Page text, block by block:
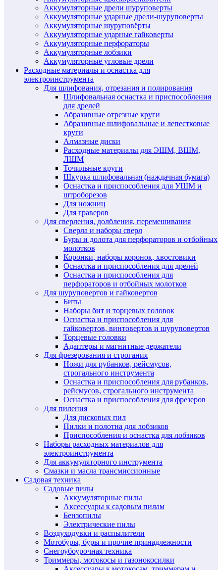
Аккумуляторные дрели шуруповерты
Аккумуляторные ударные дрели-шуруповерты
Аккумуляторные шуруповёрты
Аккумуляторные ударные гайковерты
Аккумуляторные перфораторы
Аккумуляторные лобзики
Аккумуляторные угловые дрели
Расходные материалы и оснастка для
электроинструмента
Для шлифования, отрезания и полирования
Шлифовальная оснастка и приспособления
для дрелей
Абразивные отрезные круги
Абразивные шлифовальные и лепестковые
круги
Алмазные диски
Расходные материалы для ЭШМ, ВШМ,
ЛШМ
Точильные круги
Шкурка шлифовальная (наждачная бумага)
Оснастка и приспособления для УШМ и
штроборезов
Для ножниц
Для граверов
Для сверления, долбления, перемешивания
Сверла и наборы сверл
Буры и долота для перфораторов и отбойных
молотков
Коронки, наборы коронок, хвостовики
Оснастка и приспособления для дрелей
Оснастка и приспособления для
перфораторов и отбойных молотков
Для шуруповертов и гайковертов
Биты
Наборы бит и торцевых головок
Оснастка и приспособления для
гайковертов, винтовертов и шуруповертов
Торцевые головки
Адаптеры и магнитные держатели
Для фрезерования и строгания
Ножи для рубанков, рейсмусов,
строгального инструмента
Оснастка и приспособления для рубанков,
рейсмусов, строгального инструмента
Оснастка и приспособления для фрезеров
Для пиления
Для дисковых пил
Пилки и полотна для лобзиков
Приспособления и оснастка для лобзиков
Наборы расходных материалов для
электроинструмента
Для аккумуляторного инструмента
Смазки и масла трансмиссионные
Садовая техника
Садовые пилы
Аккумуляторные пилы
Аксессуары к садовым пилам
Бензопилы
Электрические пилы
Воздуходувки и распылители
Мотобуры, буры и прочие принадлежности
Снегоубоурочная техника
Триммеры, мотокосы и газонокосилки